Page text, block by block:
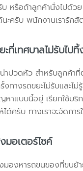
หรือถ้าลูกค้านั่งไปด้ว
นะครับ พนักงานเรารัก
ะที่เทศบาลไม่รับไปทิ้
าปวดหัว สำหรับลูกค้า
ทางรถขยะไม่รับและไม่
าแบบนี้อยู่ เรียกใช้บริก
ด้ครับ ทางเราจะจัดกา
มอเตอร์ไซค์
มองหารถขนของที่ขนย้